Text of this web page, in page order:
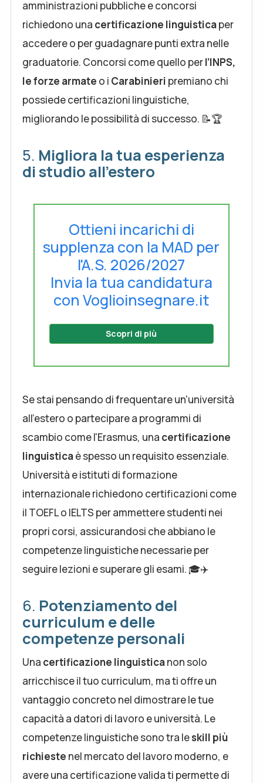
amministrazioni pubbliche e concorsi
richiedono una certificazione linguisticaper
accedere o per guadagnare punti extra nelle
graduatorie. Concorsi come quello perl’INPS,
le forze armate o i Carabinieri premiano chi
possiede certificazioni linguistiche,
migliorando le possibilità di successo. 📝🏆
5. Migliora la tua esperienza
di studio all’estero
Ottieni incarichi di
supplenza con la MAD per
l'A.S. 2026/2027
Invia la tua candidatura
con Voglioinsegnare.it
Scopri di più
Se stai pensando di frequentare un'università
all'estero o partecipare a programmi di
scambio come l'Erasmus, una certificazione
linguisticaè spesso un requisito essenziale.
Università e istituti di formazione
internazionale richiedono certificazioni come
il TOEFL o IELTS per ammettere studenti nei
propri corsi, assicurandosi che abbiano le
competenze linguistiche necessarie per
seguire lezioni e superare gli esami. 🎓✈️
6. Potenziamento del
curriculum e delle
competenze personali
Una certificazione linguisticanon solo
arricchisce il tuo curriculum, ma ti offre un
vantaggio concreto nel dimostrare le tue
capacità a datori di lavoro e università. Le
competenze linguistiche sono tra leskill più
richieste nel mercato del lavoro moderno, e
avere una certificazione valida ti permette di